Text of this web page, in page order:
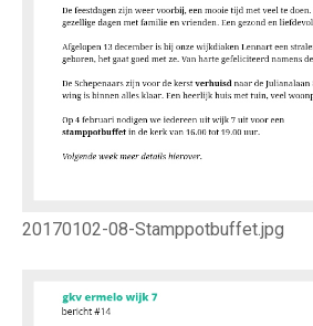
20170102-08-Stamppotbuffet.jpg